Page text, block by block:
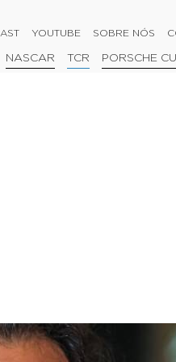
YOUTUBE SOBRE NÓS
NASCAR TCR PORSCHE